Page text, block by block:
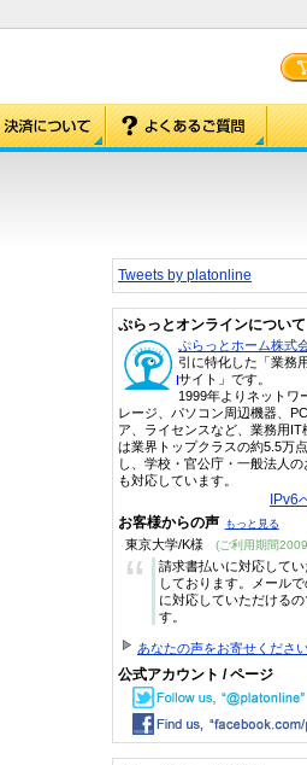
Tweets by platonline
ぷらっとオンラインについて
ぷらっとホーム株式
引に特化した「業務
サイト」です。
1999年よりネットワ
レージ、パソコン周辺機器、
ア、ライセンスなど、業務用IT
は業界トップクラスの約5.5万
し、学校・官公庁・一般法人
も対応しています。
IPv6
お客様からの声 もっと見る
東京大学/K様 (ご利用期間
“
請求書払いに対応して
しております。メール
に対応していただける
す。
あなたの声をお寄せくださ
公式アカウント / ページ